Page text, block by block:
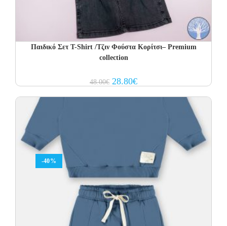
Παιδικό Σετ T-Shirt /Τζιν Φούστα Κορίτσι– Premium
collection
48.00€ Original
price
28.80€Current
price
-40%